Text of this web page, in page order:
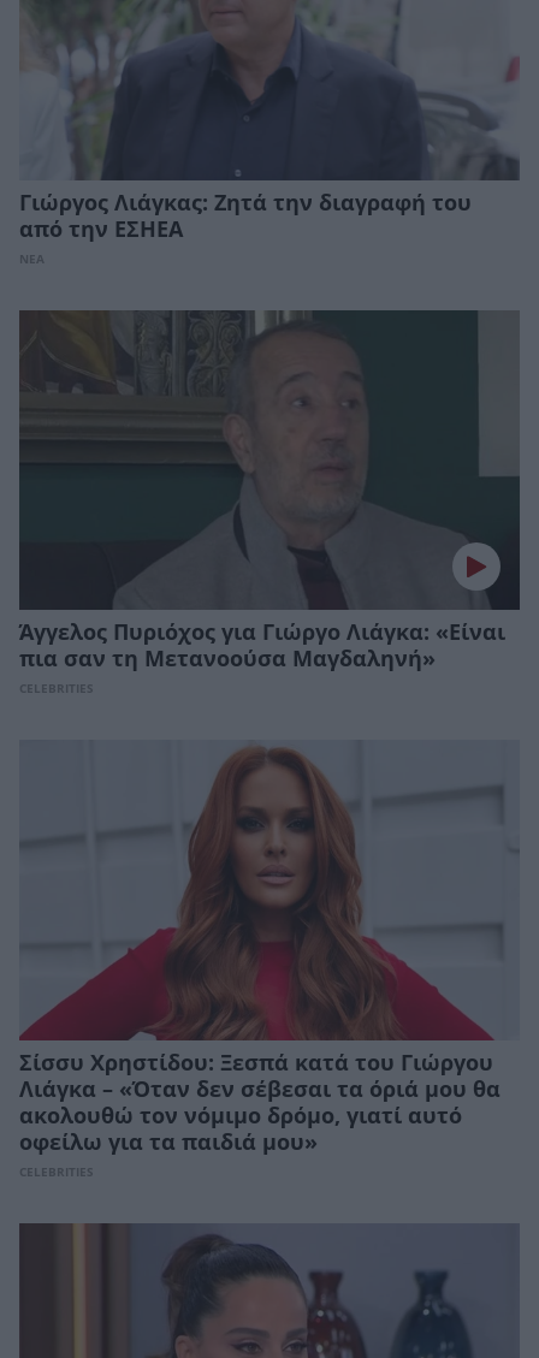
Γιώργος Λιάγκας: Ζητά την διαγραφή του
από την ΕΣΗΕΑ
ΝΕΑ
Άγγελος Πυριόχος για Γιώργο Λιάγκα: «Είναι
πια σαν τη Μετανοούσα Μαγδαληνή»
CELEBRITIES
Σίσσυ Χρηστίδου: Ξεσπά κατά του Γιώργου
Λιάγκα – «Όταν δεν σέβεσαι τα όριά μου θα
ακολουθώ τον νόμιμο δρόμο, γιατί αυτό
οφείλω για τα παιδιά μου»
CELEBRITIES